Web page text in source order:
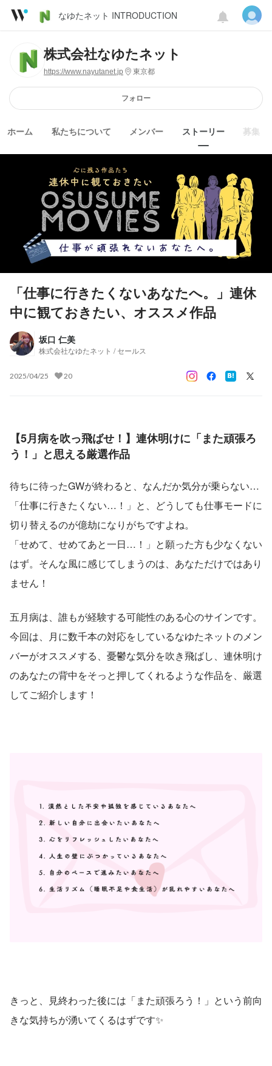
なゆたネット INTRODUCTION
株式会社なゆたネット
https://www.nayutanet.jp 東京都
フォロー
ホーム 私たちについて メンバー ストーリー 募集
「仕事に行きたくないあなたへ。」連休
中に観ておきたい、オススメ作品
坂口 仁美
株式会社なゆたネット / セールス
2025/04/25 20
【5月病を吹っ飛ばせ！】連休明けに「また頑張ろ
う！」と思える厳選作品
待ちに待ったGWが終わると、なんだか気分が乗らない…
「仕事に行きたくない…！」と、どうしても仕事モードに
切り替えるのが億劫になりがちですよね。
「せめて、せめてあと一日…！」と願った方も少なくない
はず。そんな風に感じてしまうのは、あなただけではあり
ません！
五月病は、誰もが経験する可能性のある心のサインです。
今回は、月に数千本の対応をしているなゆたネットのメン
バーがオススメする、憂鬱な気分を吹き飛ばし、連休明け
のあなたの背中をそっと押してくれるような作品を、厳選
してご紹介します！
きっと、見終わった後には「また頑張ろう！」という前向
きな気持ちが湧いてくるはずです✨